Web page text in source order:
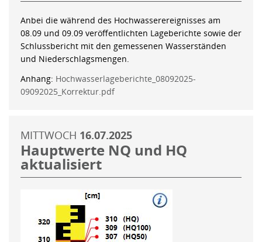
Anbei die während des Hochwasserereignisses am
08.09 und 09.09 veröffentlichten Lageberichte sowie der
Schlussbericht mit den gemessenen Wasserständen
und Niederschlagsmengen.
Anhang: Hochwasserlageberichte_08092025-
09092025_Korrektur.pdf
MITTWOCH 16.07.2025
Hauptwerte NQ und HQ
aktualisiert